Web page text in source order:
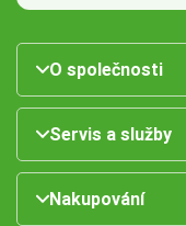
O společnosti
Servis a služby
Nakupování